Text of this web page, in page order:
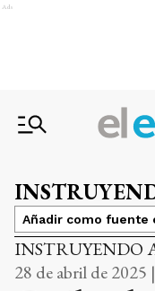
Ads
Añadir como fuente
INSTRUYENDO
28 de abril de 2025